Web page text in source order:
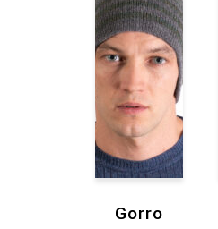
Gorro